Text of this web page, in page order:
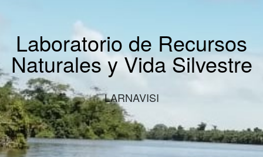
Laboratorio de Recursos
Naturales y Vida Silvestre
LARNAVISI